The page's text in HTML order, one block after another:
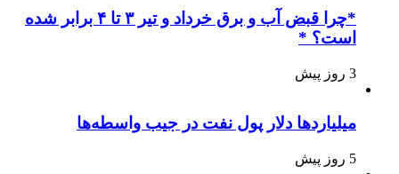
*چرا قبض آب و برق خرداد و تیر ۳ تا ۴ برابر شده
است؟ *
3 روز پیش
میلیاردها دلار پول نفت در جیب واسطه‌ها
5 روز پیش